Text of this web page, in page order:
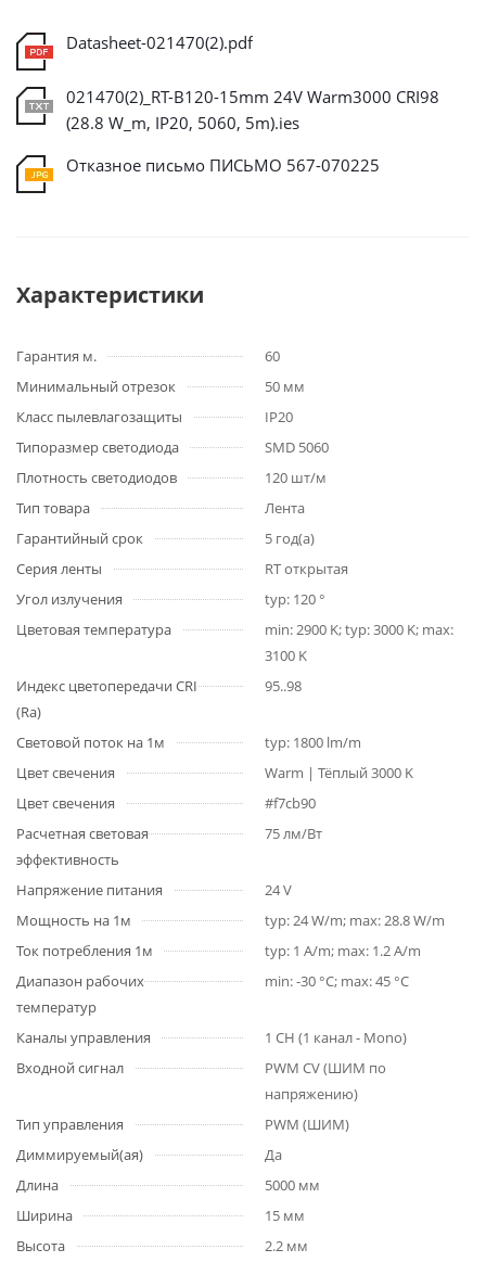
Datasheet-021470(2).pdf
021470(2)_RT-B120-15mm 24V Warm3000 CRI98
(28.8 W_m, IP20, 5060, 5m).ies
Отказное письмо ПИСЬМО 567-070225
Характеристики
Гарантия м.
60
Минимальный отрезок
50 мм
Класс пылевлагозащиты
IP20
Типоразмер светодиода
SMD 5060
Плотность светодиодов
120 шт/м
Тип товара
Лента
Гарантийный срок
5 год(а)
Серия ленты
RT открытая
Угол излучения
typ: 120 °
Цветовая температура
min: 2900 K; typ: 3000 K; max:
3100 K
Индекс цветопередачи CRI
(Ra)
95..98
Световой поток на 1м
typ: 1800 lm/m
Цвет свечения
Warm | Тёплый 3000 K
Цвет свечения
#f7cb90
Расчетная световая
эффективность
75 лм/Вт
Напряжение питания
24 V
Мощность на 1м
typ: 24 W/m; max: 28.8 W/m
Ток потребления 1м
typ: 1 A/m; max: 1.2 A/m
Диапазон рабочих
температур
min: -30 °C; max: 45 °C
Каналы управления
1 CH (1 канал - Mono)
Входной сигнал
PWM СV (ШИМ по
напряжению)
Тип управления
PWM (ШИМ)
Диммируемый(ая)
Да
Длина
5000 мм
Ширина
15 мм
Высота
2.2 мм